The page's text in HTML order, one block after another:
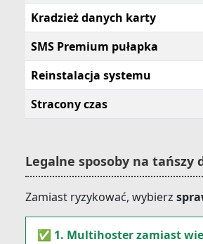
Kradzież danych karty
SMS Premium pułapka
Reinstalacja systemu
Stracony czas
Legalne sposoby na tańszy
Zamiast ryzykować, wybierz
✅ 1. Multihoster zamiast